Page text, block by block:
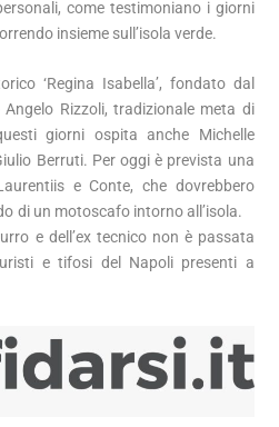
come testimoniano i giorni
insieme sull’isola verde.
‘Regina Isabella’, fondato dal
Rizzoli, tradizionale meta di
giorni ospita anche Michelle
Berruti. Per oggi è prevista una
e Conte, che dovrebbero
di un motoscafo intorno all’isola.
e dell’ex tecnico non è passata
e tifosi del Napoli presenti a